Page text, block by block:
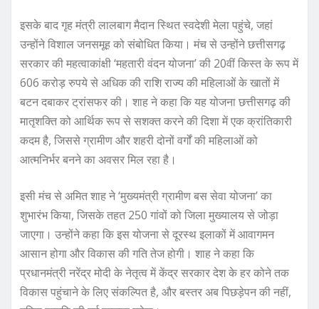
इसके बाद गृह मंत्री लालबाग मैदान स्थित स्वदेशी मेला पहुंचे, जहां
उन्होंने विशाल जनसमूह को संबोधित किया। मंच से उन्होंने छत्तीसगढ़
सरकार की महत्वाकांक्षी ‘महतारी वंदन योजना’ की 20वीं किस्त के रूप में
606 करोड़ रुपये से अधिक की राशि राज्य की महिलाओं के खातों में
बटन दबाकर ट्रांसफर की। शाह ने कहा कि यह योजना छत्तीसगढ़ की
मातृशक्ति को आर्थिक रूप से सशक्त करने की दिशा में एक क्रांतिकारी
कदम है, जिससे ग्रामीण और शहरी दोनों वर्गों की महिलाओं को
आत्मनिर्भर बनने का अवसर मिल रहा है।
इसी मंच से अमित शाह ने ‘मुख्यमंत्री ग्रामीण बस सेवा योजना’ का
शुभारंभ किया, जिसके तहत 250 गांवों को जिला मुख्यालय से जोड़ा
जाएगा। उन्होंने कहा कि इस योजना से दूरस्थ इलाकों में आवागमन
आसान होगा और विकास की गति तेज होगी। शाह ने कहा कि
प्रधानमंत्री नरेंद्र मोदी के नेतृत्व में केंद्र सरकार देश के हर कोने तक
विकास पहुंचाने के लिए संकल्पित है, और बस्तर अब पिछड़ेपन की नहीं,